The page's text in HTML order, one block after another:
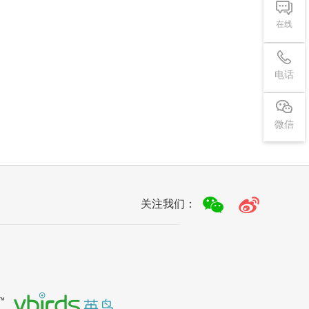
在线
电话
微信
关注我们：